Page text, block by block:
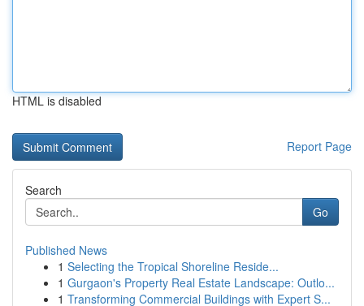
HTML is disabled
Report Page
Search
Go
Published News
1 Selecting the Tropical Shoreline Reside...
1 Gurgaon's Property Real Estate Landscape: Outlo...
1 Transforming Commercial Buildings with Expert S...